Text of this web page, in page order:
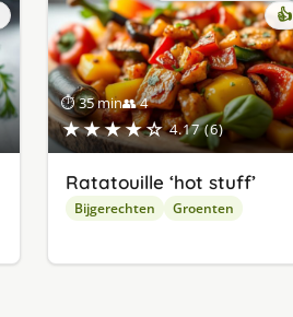
⏱ 35 min👥 4
★★★★☆ 4.17 (6)
👍
Ratatouille ‘hot stuff’
Bijgerechten Groenten